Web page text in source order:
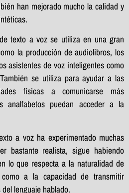
han mejorado mucho la calidad y
texto a voz se utiliza en una gran
la producción de audiolibros, los
asistentes de voz inteligentes como
se utiliza para ayudar a las
físicas a comunicarse más
analfabetos puedan acceder a la
a voz ha experimentado muchas
bastante realista, sigue habiendo
lo que respecta a la naturalidad de
a la capacidad de transmitir
lenguaje hablado.